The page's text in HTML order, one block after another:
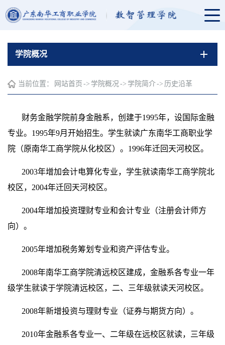
学院概况
当前位置： 网站首页 -> 学院概况-> 学院简介-> 历史沿革
财务金融学院前身金融系，创建于1995年，设国际金融
专业。1995年9月开始招生。学生就读广东南华工商职业学
院（原南华工商学院从化校区）。1996年迁回天河校区。
2003年增加会计电算化专业，学生就读南华工商学院北
校区，2004年迁回天河校区。
2004年增加投资理财专业和会计专业（注册会计师方
向）。
2005年增加税务筹划专业和资产评估专业。
2008年南华工商学院清远校区建成，金融系各专业一年
级学生就读于学院清远校区，二、三年级就读天河校区。
2008年新增投资与理财专业（证券与期货方向）。
2010年金融系各专业一、二年级在远校区就读，三年级